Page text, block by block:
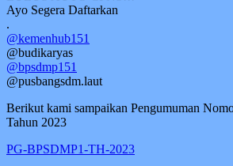
Ayo Segera Daftarkan
.
@kemenhub151
@budikaryas
@bpsdmp151
@pusbangsdm.laut
Berikut kami sampaikan Pengumuman
Tahun 2023
PG-BPSDMP1-TH-2023